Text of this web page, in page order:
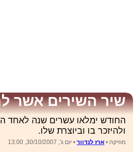
שיר השירים אשר
החודש ימלאו עשרים שנה לאחד
ולהיזכר בו וביוצרת שלו.
מוזיקה • ארז לנדוור • יום ג', 30/10/2007, 13:00